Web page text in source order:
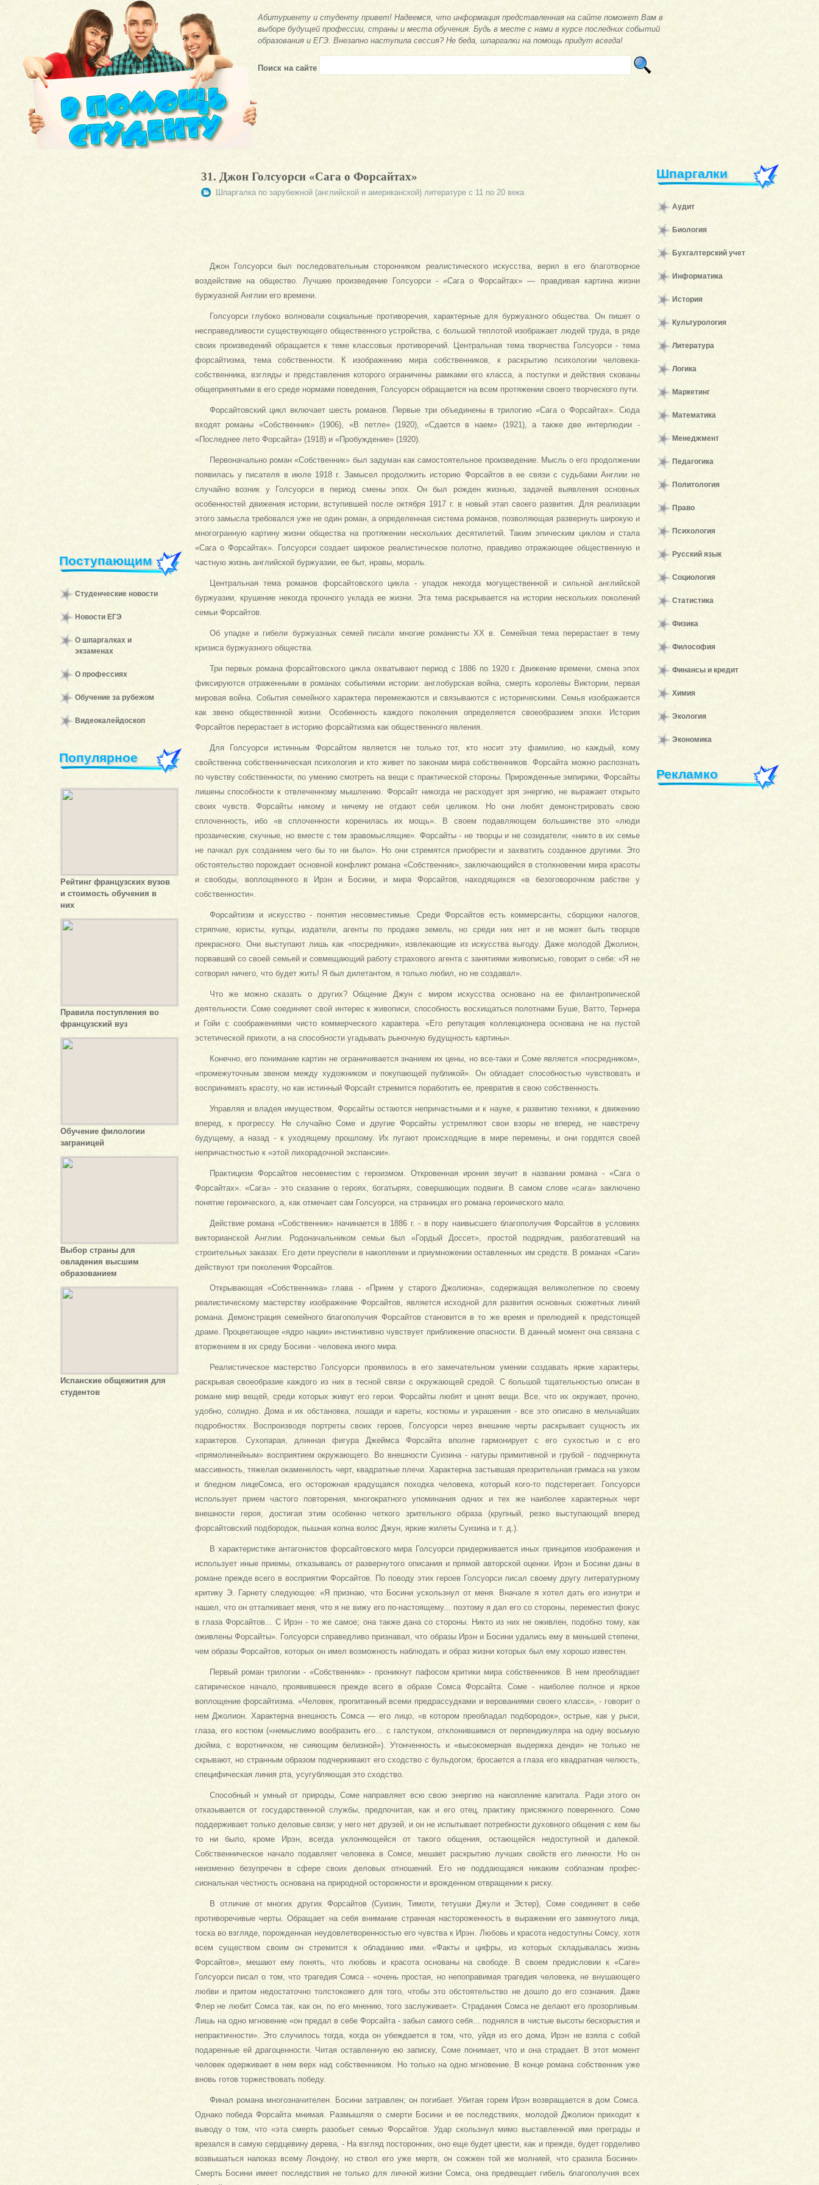
Абитуриенту и студенту привет! Надеемся, что информация представленная на сайте поможет Вам в
выборе будущей профессии, страны и места обучения. Будь в месте с нами в курсе последних событий
образования и ЕГЭ. Внезапно наступила сессия? Не беда, шпаргалки на помощь придут всегда!
Поиск на сайте
Поступающим
Студенческие новости
Новости ЕГЭ
О шпаргалках и
экзаменах
О профессиях
Обучение за рубежом
Видеокалейдоскоп
Популярное
Рейтинг французских вузов
и стоимость обучения в
них
Правила поступления во
французский вуз
Обучение филологии
заграницей
Выбор страны для
овладения высшим
образованием
Испанские общежития для
студентов
31. Джон Голсуорси «Сага о Форсайтах»
Шпаргалка по зарубежной (английской и американской) литературе с 11 по 20 века
Джон Голсуорси был последовательным сторонником реа­листического искусства, верил в его благотворное
воздействие на общество. Лучшее произведение Голсуорси - «Сага о Форсайтах» — правдивая картина жизни
буржуазной Англии его времени.
Голсуорси глубоко волновали социальные противоречия, характерные для буржуазного общества. Он пишет о
неспра­ведливости существующего общественного устройства, с большой теплотой изображает людей труда, в ряде
своих произведений обращается к теме классовых противоречий. Центральная тема творчества Голсуорси - тема
форсайтизма, тема собственности. К изображению мира собственни­ков, к раскрытию психологии человека-
собственника, взгляды и представления которого ограничены рамками его класса, а поступки и действия скованы
общепринятыми в его среде нормами поведения, Голсуорсн обращается на всем протяже­нии своего творческого пути.
Форсайтовский цикл включает шесть романов. Первые три объединены в трилогию «Сага о Форсайтах». Сюда
входят романы «Собственник» (1906), «В петле» (1920), «Сдается в наем» (1921), а также две интерлюдии -
«Последнее лето Форсайта» (1918) и «Пробуждение» (1920).
Первоначально роман «Собственник» был задуман как самостоятельное произведение. Мысль о его продолжении
появилась у писателя в июле 1918 г. Замысел продолжить ис­торию Форсайтов в ее связи с судьбами Англии не
случайно возник у Голсуорси в период смены эпох. Он был рожден жизнью, задачей выявления основных
особенностей движения истории, вступившей после октября 1917 г. в новый этап сво­его развития. Для реализации
этого замысла требовался уже не один роман, а определенная система романов, позволяю­щая развернуть широкую и
многогранную картину жизни общества на протяжении нескольких десятилетий. Таким эпи­ческим циклом и стала
«Сага о Форсайтах». Голсуорси созда­ет широкое реалистическое полотно, правдиво отражающее общественную и
частную жизнь английской буржуазии, ее быт, нравы, мораль.
Центральная тема романов форсайтовского цикла - упадок некогда могущественной и сильной английской
буржуазии, крушение некогда прочного уклада ее жизни. Эта тема раскры­вается на истории нескольких поколений
семьи Форсайтов.
Об упадке и гибели буржуазных семей писали многие ро­манисты XX в. Семейная тема перерастает в тему
кризиса буржуазного общества.
Три первых романа форсайтовского цикла охватывают период с 1886 по 1920 г. Движение времени, смена эпох
фик­сируются отраженными в романах событиями истории: англо­бурская война, смерть королевы Виктории, первая
мировая война. События семейного характера перемежаются и связы­ваются с историческими. Семья изображается
как звено обще­ственной жизни. Особенность каждого поколения определяет­ся своеобразием эпохи. История
Форсайтов перерастает в историю форсайтизма как общественного явления.
Для Голсуорси истинным Форсайтом является не только тот, кто носит эту фамилию, но каждый, кому
свойственна собственническая психология и кто живет по законам мира собственников. Форсайта можно распознать
по чувству соб­ственности, по умению смотреть на вещи с практической сто­роны. Прирожденные эмпирики, Форсайты
лишены способ­ности к отвлеченному мышлению. Форсайт никогда не расхо­дует зря энергию, не выражает открыто
своих чувств. Фор­сайты никому и ничему не отдают себя целиком. Но они лю­бят демонстрировать свою
сплоченность, ибо «в сплоченно­сти коренилась их мощь». В своем подавляющем большинстве это «люди
прозаические, скучные, но вместе с тем зравомыслящие». Форсайты - не творцы и не созидатели; «никто в их семье
не пачкал рук созданием чего бы то ни было». Но они стремятся приобрести и захватить созданное другими. Это
обстоятельство порождает основной конфликт романа «Собст­венник», заключающийся в столкновении мира красоты
и свободы, воплощенного в Ирэн и Босини, и мира Форсайтов, находящихся «в безоговорочном рабстве у
собственности».
Форсайтизм и искусство - понятия несовместимые. Среди Форсайтов есть коммерсанты, сборщики налогов,
стряпчие, юристы, купцы, издатели, агенты по продаже земель, но среди них нет и не может быть творцов
прекрасного. Они выступа­ют лишь как «посредники», извлекающие из искусства выго­ду. Даже молодой Джолион,
порвавший со своей семьей и совмещающий работу страхового агента с занятиями живопи­сью, говорит о себе: «Я не
сотворил ничего, что будет жить! Я был дилетантом, я только любил, но не создавал».
Что же можно сказать о других? Общение Джун с миром искусства основано на ее филантропической
деятельности. Соме соединяет свой интерес к живописи, способность восхи­щаться полотнами Буше, Ватто, Тернера
и Гойи с соображе­ниями чисто коммерческого характера. «Его репутация кол­лекционера основана не на пустой
эстетической прихоти, а на способности угадывать рыночную будущность картины».
Конечно, его понимание картин не ограничивается знанием их цены, но все-таки и Соме является «посредником»,
«промежуточным звеном между художником и покупающей публикой». Он обладает способностью чувствовать и
воспри­нимать красоту, но как истинный Форсайт стремится порабо­тить ее, превратив в свою собственность.
Управляя и владея имуществом, Форсайты остаются не­причастными и к науке, к развитию техники, к движению
вперед, к прогрессу. Не случайно Соме и другие Форсайты устремляют свои взоры не вперед, не навстречу
будущему, а назад - к уходящему прошлому. Их пугают происходящие в мире перемены, и они гордятся своей
непричастностью к «этой лихорадочной экспансии».
Практицизм Форсайтов несовместим с героизмом. Откро­венная ирония звучит в названии романа - «Сага о
Форсай­тах». «Сага» - это сказание о героях, богатырях, совершаю­щих подвиги. В самом слове «сага» заключено
понятие герои­ческого, а, как отмечает сам Голсуорси, на страницах его ро­мана героического мало.
Действие романа «Собственник» начинается в 1886 г. - в пору наивысшего благополучия Форсайтов в условиях
викто­рианской Англии. Родоначальником семьи был «Гордый Досс­ет», простой подрядчик, разбогатевший на
строительных заказах. Его дети преуспели в накоплении и приумножении оставленных им средств. В романах «Саги»
действуют три поколения Форсайтов.
Открывающая «Собственника» глава - «Прием у старого Джолиона», содержащая великолепное по своему
реалистиче­скому мастерству изображение Форсайтов, является исходной для развития основных сюжетных линий
романа. Демонстра­ция семейного благополучия Форсайтов становится в то же время и прелюдией к предстоящей
драме. Процветающее «ядро нации» инстинктивно чувствует приближение опасно­сти. В данный момент она связана с
вторжением в их среду Босини - человека иного мира.
Реалистическое мастерство Голсуорси проявилось в его замечательном умении создавать яркие характеры,
раскрывая своеобразие каждого из них в тесной связи с окружающей средой. С большой тщательностью описан в
романе мир ве­щей, среди которых живут его герои. Форсайты любят и ценят вещи. Все, что их окружает, прочно,
удобно, солидно. Дома и их обстановка, лошади и кареты, костюмы и украшения - все это описано в мельчайших
подробностях. Воспроизводя портреты своих героев, Голсуорси через внешние черты рас­крывает сущность их
характеров. Сухопарая, длинная фигура Джеймса Форсайта вполне гармонирует с его сухостью и с его
«прямолинейным» восприятием окружающего. Во внешности Суизина - натуры примитивной и грубой - подчеркнута
мас­сивность, тяжелая окаменелость черт, квадратные плечи. Ха­рактерна застывшая презрительная гримаса на узком
и блед­ном лицеСомса, его осторожная крадущаяся походка челове­ка, который кого-то подстерегает. Голсуорси
использует при­ем частого повторения, многократного упоминания одних и тех же наиболее характерных черт
внешности героя, достигая этим особенно четкого зрительного образа (крупный, резко выступающий вперед
форсайтовский подбородок, пышная копна волос Джун, яркие жилеты Суизина и т. д.).
В характеристике антагонистов форсайтовского мира Гол­суорси придерживается иных принципов изображения и
ис­пользует иные приемы, отказываясь от развернутого описа­ния и прямой авторской оценки. Ирэн и Босини даны в
рома­не прежде всего в восприятии Форсайтов. По поводу этих героев Голсуорси писал своему другу литературному
критику Э. Гарнету следующее: «Я признаю, что Босини ускользнул от меня. Вначале я хотел дать его изнутри и
нашел, что он от­талкивает меня, что я не вижу его по-настоящему... поэтому я дал его со стороны, переместил фокус
в глаза Форсайтов... С Ирэн - то же самое; она также дана со стороны. Никто из них не оживлен, подобно тому, как
оживлены Форсайты». Голсуорси справедливо признавал, что образы Ирэн и Босини удались ему в меньшей степени,
чем образы Форсайтов, кото­рых он имел возможность наблюдать и образ жизни которых был ему хорошо известен.
Первый роман трилогии - «Собственник» - проникнут па­фосом критики мира собственников. В нем преобладает
сати­рическое начало, проявившееся прежде всего в образе Сомса Форсайта. Соме - наиболее полное и яркое
воплощение форсайтизма. «Человек, пропитанный всеми предрассудками и верованиями своего класса», - говорит о
нем Джолион. Ха­рактерна внешность Сомса — его лицо, «в котором преобладал подбородок», острые, как у рыси,
глаза, его костюм («немыслимо вообразить его... с галстуком, отклонившимся от перпендикуляра на одну восьмую
дюйма, с воротничком, не сияющим белизной»). Утонченность и «высокомерная вы­держка денди» не только не
скрывают, но странным образом подчеркивают его сходство с бульдогом; бросается а глаза его квадратная челюсть,
специфическая линия рта, усугубляющая это сходство.
Способный н умный от природы, Соме направляет всю свою энергию на накопление капитала. Ради этого он
отказы­вается от государственной службы, предпочитая, как и его отец, практику присяжного поверенного. Соме
поддерживает только деловые связи; у него нет друзей, и он не испытывает потребности духовного общения с кем бы
то ни было, кроме Ирэн, всегда уклоняющейся от такого общения, остающейся недоступной и далекой.
Собственническое начало подавляет человека в Сомсе, мешает раскрытию лучших свойств его личности. Но он
неизменно безупречен в сфере своих деловых отношений. Его не поддающаяся никаким соблазнам профес­
сиональная честность основана на природной осторожности и врожденном отвращении к риску.
В отличие от многих других Форсайтов (Суизин, Тимоти, тетушки Джули и Эстер), Соме соединяет в себе
противоречи­вые черты. Обращает на себя внимание странная насторожен­ность в выражении его замкнутого лица,
тоска во взгляде, порожденная неудовлетворенностью его чувства к Ирэн. Лю­бовь и красота недоступны Сомсу, хотя
всем существом своим он стремится к обладанию ими. «Факты и цифры, из которых складывалась жизнь
Форсайтов», мешают ему понять, что любовь и красота основаны на свободе. В своем предисловии к «Саге»
Голсуорси писал о том, что трагедия Сомса - «очень простая, но непоправимая трагедия человека, не внушающего
любви и притом недостаточно толстокожего для того, чтобы это обстоятельство не дошло до его сознания. Даже
Флер не любит Сомса так, как он, по его мнению, того заслуживает». Страдания Сомса не делают его прозорливым.
Лишь на одно мгновение «он предал в себе Форсайта - забыл самого себя... поднялся в чистые высоты бескорыстия и
непрактичности». Это случилось тогда, когда он убеждается в том, что, уйдя из его дома, Ирэн не взяла с собой
подаренные ей драгоценно­сти. Читая оставленную ею записку, Соме понимает, что и она страдает. В этот момент
человек одерживает в нем верх над собственником. Но только на одно мгновение. В конце рома­на собственник уже
вновь готов торжествовать победу.
Финал романа многозначителен. Босини затравлен; он по­гибает. Убитая горем Ирэн возвращается в дом Сомса.
Одна­ко победа Форсайта мнимая. Размышляя о смерти Босини и ее последствиях, молодой Джолион приходит к
выводу о том, что «эта смерть разобьет семью Форсайтов. Удар скользнул мимо выставленной ими преграды и
врезался в самую сердце­вину дерева, - На взгляд посторонних, оно еще будет цвести, как и прежде, будет горделиво
возвышаться напоказ всему Лондону, но ствол его уже мертв, он сожжен той же молнией, что сразила Босини».
Смерть Босини имеет последствия не только для личной жизни Сомса, она предвещает гибель бла­гополучия всех
Шпаргалки
Аудит
Биология
Бухгалтерский учет
Информатика
История
Культурология
Литература
Логика
Маркетинг
Математика
Менеджмент
Педагогика
Политология
Право
Психология
Русский язык
Социология
Статистика
Физика
Философия
Финансы и кредит
Химия
Экология
Экономика
Рекламко